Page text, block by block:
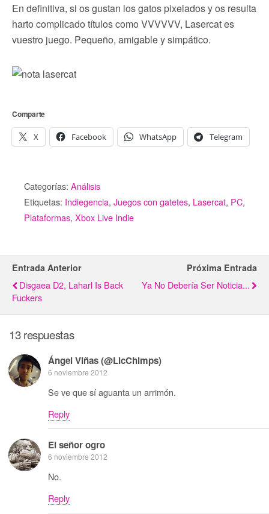
En definitiva, si os gustan los gatos pixelados y os resulta
harto complicado títulos como VVVVVV, Lasercat es
vuestro juego. Pequeño, amigable y simpático.
Comparte
X Facebook WhatsApp Telegram
Categorías: Análisis
Etiquetas: Indiegencia, Juegos con gatetes, Lasercat, PC,
Plataformas, Xbox Live Indie
Entrada Anterior
Disgaea D2, Laharl Is Back
Fuckers
Próxima Entrada
Ya No Debería Ser Noticia...
13 respuestas
Ángel Viñas (@LicChimps)
6 noviembre 2012
Se ve que sí aguanta un arrimón.
Reply
El señor ogro
6 noviembre 2012
No.
Reply